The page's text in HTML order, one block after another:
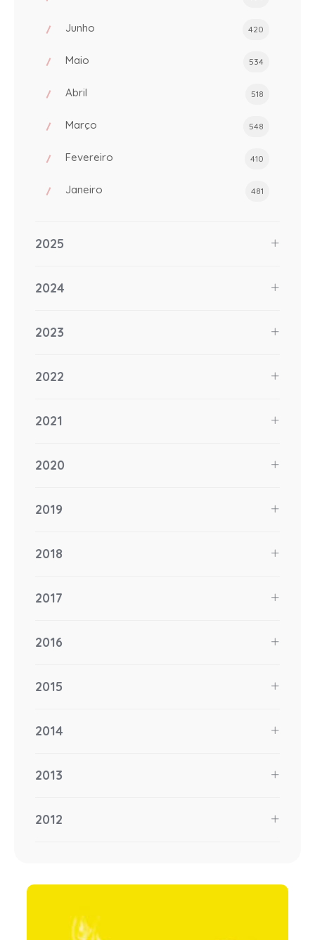
Junho 420
Maio 534
Abril 518
Março 548
Fevereiro 410
Janeiro 481
2025
2024
2023
2022
2021
2020
2019
2018
2017
2016
2015
2014
2013
2012